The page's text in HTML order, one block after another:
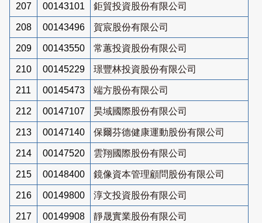
207 00143101 鉅貿投資股份有限公司
208 00143496 賀宸股份有限公司
209 00143550 常蕙投資股份有限公司
210 00145229 璟豐林投資股份有限公司
211 00145473 端方股份有限公司
212 00147107 昊域國際股份有限公司
213 00147140 保爾芬德健康運動股份有限公司
214 00147520 雲翔國際股份有限公司
215 00148400 鏡像資本管理顧問股份有限公司
216 00149800 淳文投資股份有限公司
217 00149908 靜晟實業股份有限公司